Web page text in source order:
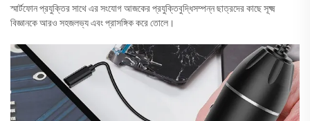
স্মার্টফোন প্রযুক্তির সাথে এর সংযোগ আজকের প্রযুক্তিবুদ্ধিসম্পন্ন ছাত্রদের কাছে সূক্ষ্ম
বিজ্ঞানকে আরও সহজলভ্য এবং প্রাসঙ্গিক করে তোলে।